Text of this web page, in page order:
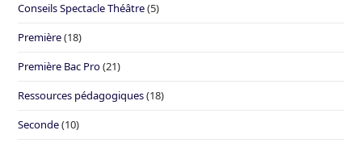
Conseils Spectacle Théâtre(5)
Première(18)
Première Bac Pro(21)
Ressources pédagogiques(18)
Seconde(10)